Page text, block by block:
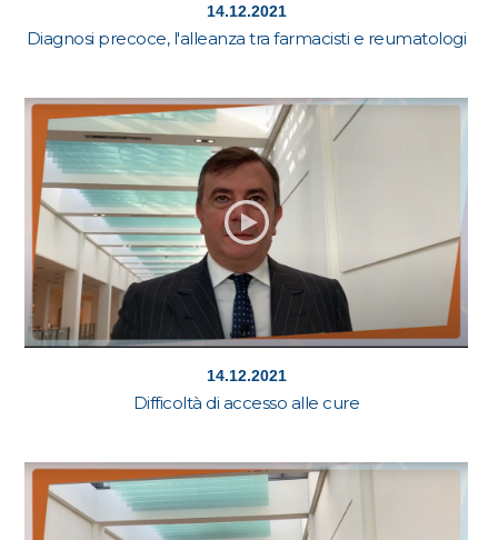
14.12.2021
Diagnosi precoce, l'alleanza tra farmacisti e reumatologi
14.12.2021
Difficoltà di accesso alle cure